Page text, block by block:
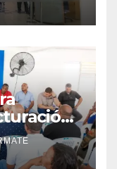
PRM en